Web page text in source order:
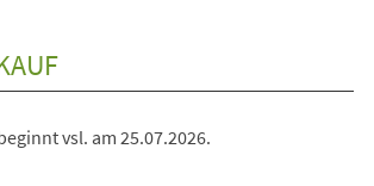
vsl. am 25.07.2026.